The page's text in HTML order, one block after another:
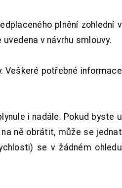
plnění zohlední v
v návrhu smlouvy.
Veškeré potřebné informace
i nadále. Pokud byste u
ně obrátit, může se jednat
se v žádném ohledu